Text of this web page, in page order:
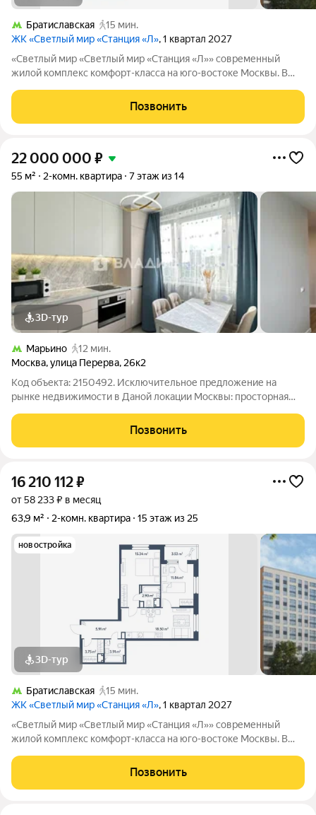
Братиславская
15 мин.
ЖК «Светлый мир «Станция «Л», 1 квартал 2027
«Светлый мир «Светлый мир «Станция «Л»» современный
жилой комплекс комфорт-класса на юго-востоке Москвы. В
благоустроенные дворы без машин, детские игровые
комплексы, спортивные площадки и многое другое.
Позвонить
22 000 000 ₽
55 м² 2-комн. квартира 7 этаж из 14
3D-тур
Марьино
12 мин.
Москва,улица Перерва, 26к2
Код объекта: 2150492. Исключительное предложение на
рынке недвижимости в Даной локации Москвы: просторная
26к2. В данной квартире после ремонта никто не жил , вся
техника и мебель новая. Вы
Позвонить
16 210 112₽
от 58 233 ₽ в месяц
63,9 м²
2-комн. квартира 15 этаж из 25
новостройка
3D-тур
Братиславская
15 мин.
ЖК «Светлый мир «Станция «Л», 1 квартал 2027
«Светлый мир «Светлый мир «Станция «Л»» современный
жилой комплекс комфорт-класса на юго-востоке Москвы. В
благоустроенные дворы без машин, детские игровые
комплексы, спортивные площадки и многое другое.
Позвонить